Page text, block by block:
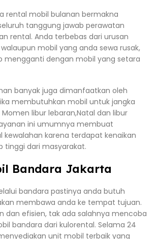
rental mobil bulanan bermakna
tanggung jawab perawatan
rental. Anda terbebas dari urusan
mobil yang anda sewa rusak,
mengganti dengan mobil yang setara
banyak juga dimanfaatkan oleh
membutuhkan mobil untuk jangka
libur lebaran,Natal dan libur
ini umumnya membuat
kewalahan karena terdapat kenaikan
tinggi dari masyarakat.
Bandara Jakarta
bandara pastinya anda butuh
membawa anda ke tempat tujuan.
dan efisien, tak ada salahnya mencoba
bandara dari kulorental. Selama 24
unit mobil terbaik yang